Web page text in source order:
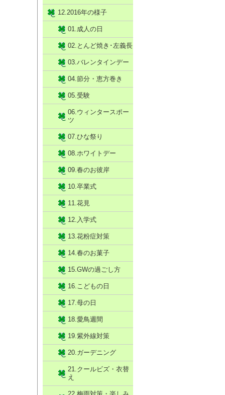
12.2016年の様子
01.成人の日
02.とんど焼き･左義長
03.バレンタインデー
04.節分・恵方巻き
05.受験
06.ウィンタースポー
ツ
07.ひな祭り
08.ホワイトデー
09.春のお彼岸
10.卒業式
11.花見
12.入学式
13.花粉症対策
14.春のお菓子
15.GWの過ごし方
16.こどもの日
17.母の日
18.愛鳥週間
19.紫外線対策
20.ガーデニング
21.クールビズ・衣替
え
22.梅雨対策・楽しみ